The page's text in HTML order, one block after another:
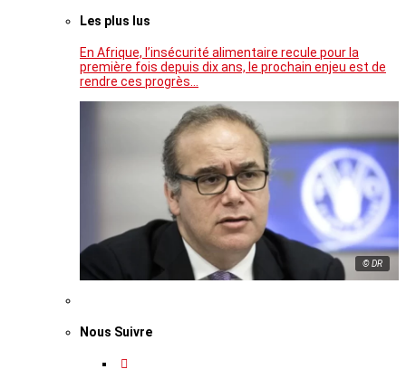
Les plus lus
En Afrique, l’insécurité alimentaire recule pour la
première fois depuis dix ans, le prochain enjeu est de
rendre ces progrès…
© DR
Nous Suivre